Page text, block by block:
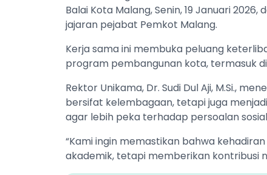
Balai Kota Malang, Senin, 19 Januari
jajaran pejabat Pemkot Malang.
Kerja sama ini membuka peluang
program pembangunan kota, termasuk
Rektor Unikama, Dr. Sudi Dul Aji, M.Si.,
bersifat kelembagaan, tetapi juga
agar lebih peka terhadap persoalan
“Kami ingin memastikan bahwa
akademik, tetapi memberikan kontribusi